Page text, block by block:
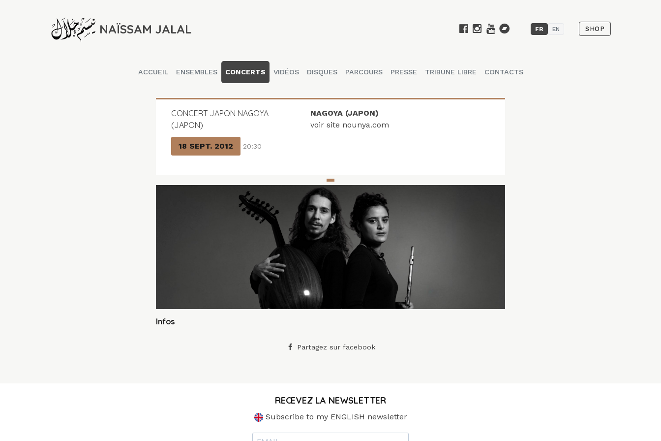
NAÏSSAM JALAL FR EN SHOP
ACCUEIL ENSEMBLES CONCERTS VIDÉOS DISQUES PARCOURS PRESSE TRIBUNE LIBRE CONTACTS
CONCERT JAPON NAGOYA
(JAPON)
18 SEPT. 2012 20:30
NAGOYA (JAPON)
voir site nounya.com
Infos
Partagez sur facebook
RECEVEZ LA NEWSLETTER
Subscribe to my ENGLISH newsletter